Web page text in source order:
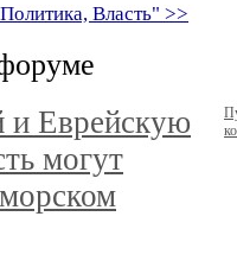
Власть" >>
и Еврейскую
могут